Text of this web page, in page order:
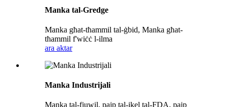
Manka tal-Gredge
Manka għat-tħammil tal-ġbid, Manka għat-
tħammil f'wiċċ l-ilma
ara aktar
Manka Industrijali
Manka tal-fjuwil, pajp tal-ikel tal-FDA, pajp